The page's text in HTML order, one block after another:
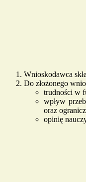
Wnioskodawca
Do złożonego
trudności w
wpływ
oraz
opinię